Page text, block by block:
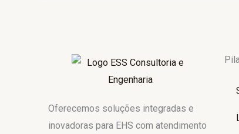
Oferecemos soluções integradas e
inovadoras para EHS com atendimento